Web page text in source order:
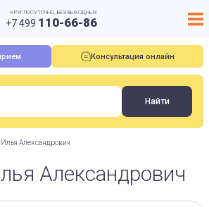
КРУГЛОСУТОЧНО, БЕЗ ВЫХОДНЫХ
+7 499 110-66-86
Консультация онлайн
Александрович
Александрович